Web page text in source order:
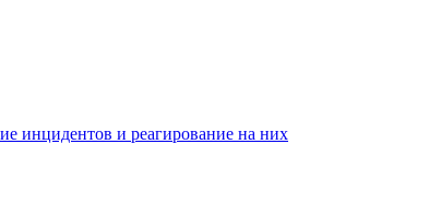
инцидентов и реагирование на них